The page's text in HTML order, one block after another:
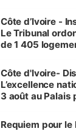
Côte d’Ivoire -
Le Tribunal
de 1 405
Bassam
Côte d'Ivoire-
L’excellence
3 août au Palais
Requiem pour le